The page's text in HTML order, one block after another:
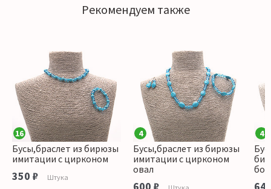
Рекомендуем также
16
Бусы,браслет из бирюзы
имитации с цирконом
350 ₽ Штука
4
Бусы,браслет из бирюзы
имитации с цирконом
овал
4